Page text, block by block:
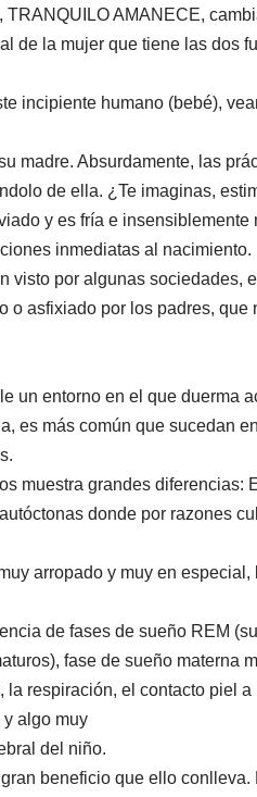
AMANECE,
la mujer que tiene las dos
incipiente humano (bebé),
madre. Absurdamente, las
de ella. ¿Te imaginas,
y es fría e insensiblemente
inmediatas al nacimiento.
por algunas
asfixiado por los padres,
un entorno en el que duerma
es más común que sucedan
muestra grandes
donde por razones
arropado y muy en
de fases de sueño REM
fase de sueño materna
respiración, el contacto piel
algo muy
del niño.
beneficio que ello